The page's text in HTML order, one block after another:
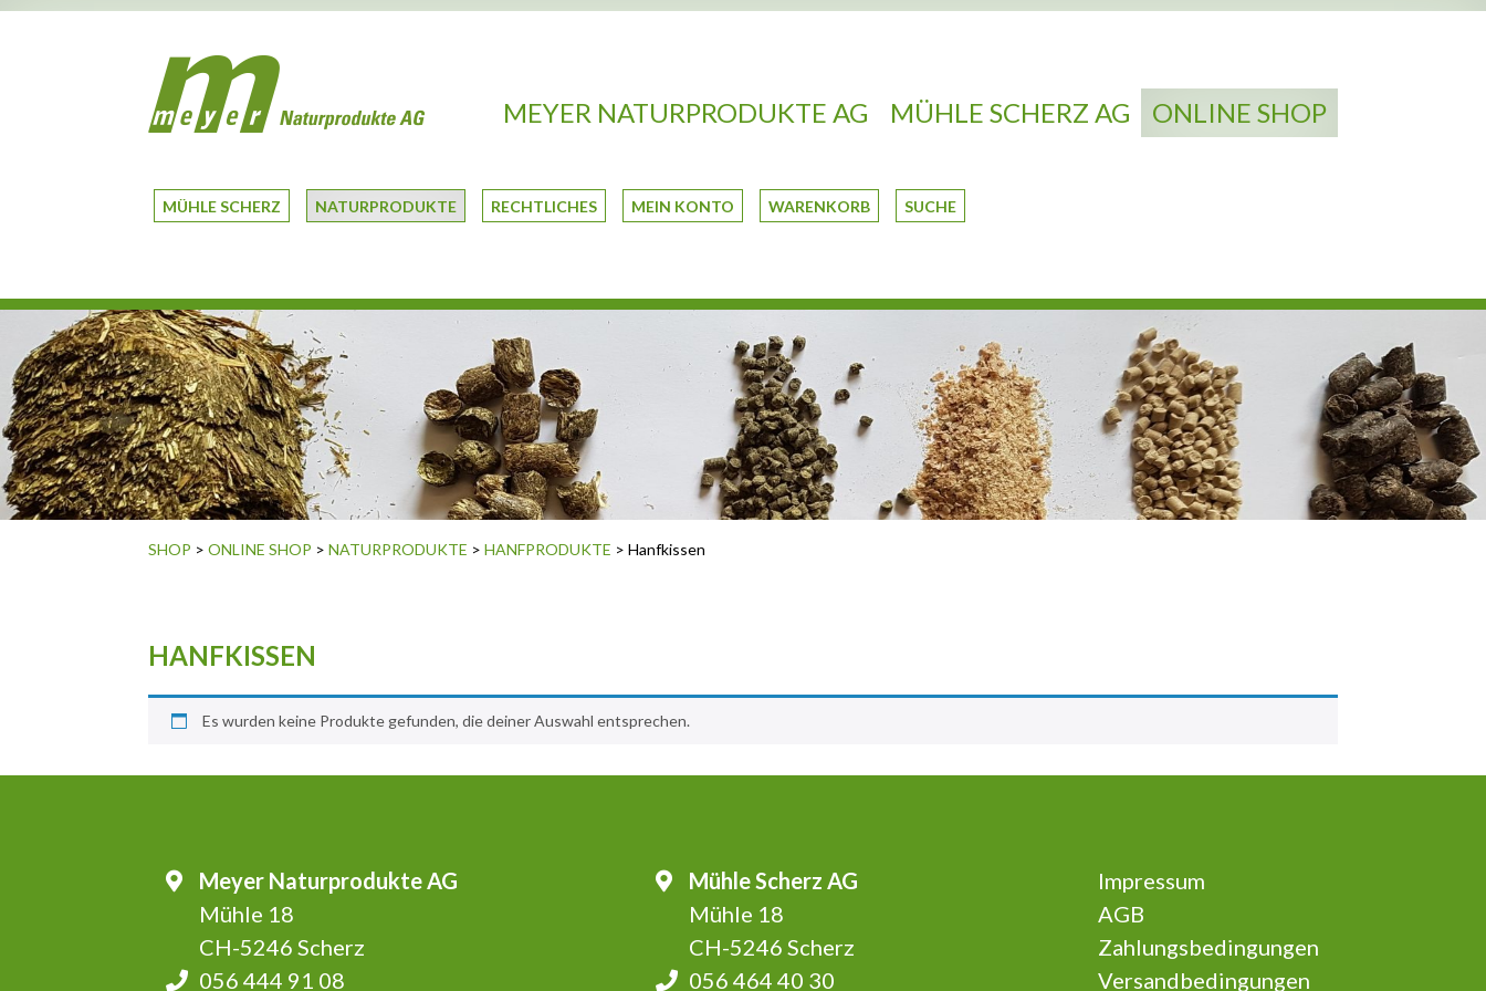
MEYER NATURPRODUKTE AG MÜHLE SCHERZ AG ONLINE SHOP
MÜHLE SCHERZ NATURPRODUKTE RECHTLICHES MEIN KONTO WARENKORB SUCHE
SHOP >ONLINE SHOP >NATURPRODUKTE >HANFPRODUKTE > Hanfkissen
HANFKISSEN
Es wurden keine Produkte gefunden, die deiner Auswahl entsprechen.
Meyer Naturprodukte AG
Mühle 18
CH-5246 Scherz
056 444 91 08
Mühle Scherz AG
Mühle 18
CH-5246 Scherz
056 464 40 30
Impressum
AGB
Zahlungsbedingungen
Versandbedingungen